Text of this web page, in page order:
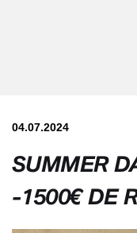
04.07.2024
SUMMER
-1500€ DE